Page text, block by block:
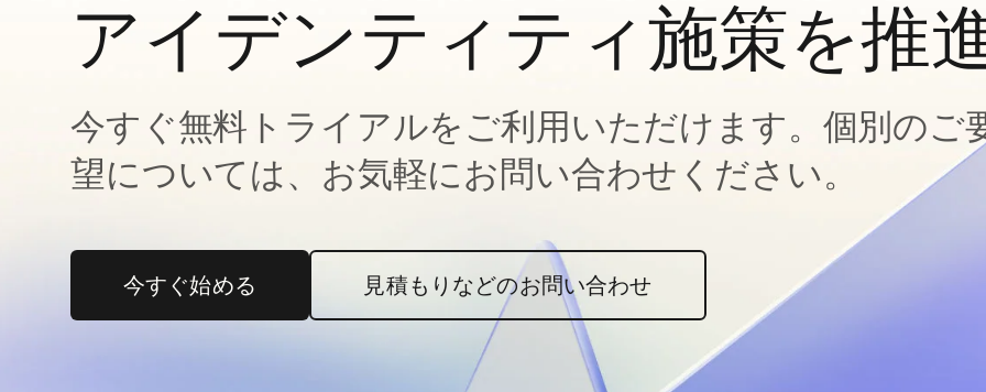
アイデンティティ施策を推
今すぐ無料トライアルをご利用いただけます。個別のご
望については、お気軽にお問い合わせください。
今すぐ始める新しいタブで開く 見積もりなどのお問い合わせ